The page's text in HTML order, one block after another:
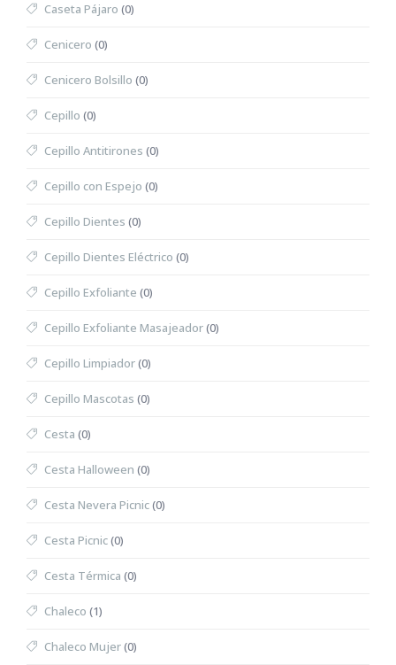
Caseta Pájaro (0)
Cenicero (0)
Cenicero Bolsillo (0)
Cepillo (0)
Cepillo Antitirones (0)
Cepillo con Espejo (0)
Cepillo Dientes (0)
Cepillo Dientes Eléctrico (0)
Cepillo Exfoliante (0)
Cepillo Exfoliante Masajeador(0)
Cepillo Limpiador(0)
Cepillo Mascotas (0)
Cesta (0)
Cesta Halloween (0)
Cesta Nevera Picnic(0)
Cesta Picnic(0)
Cesta Térmica (0)
Chaleco (1)
Chaleco Mujer(0)